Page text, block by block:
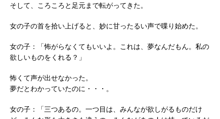
そして、ころころと足元まで転がってきた。
女の子の首を拾い上げると、妙に甘ったるい声で喋り始めた。
女の子：「怖がらなくてもいいよ。これは、夢なんだもん。私の
欲しいものをくれる？」
怖くて声が出せなかった。
夢だとわかっていたのに・・・。
女の子：「三つあるの。一つ目は、みんなが欲しがるものだけ